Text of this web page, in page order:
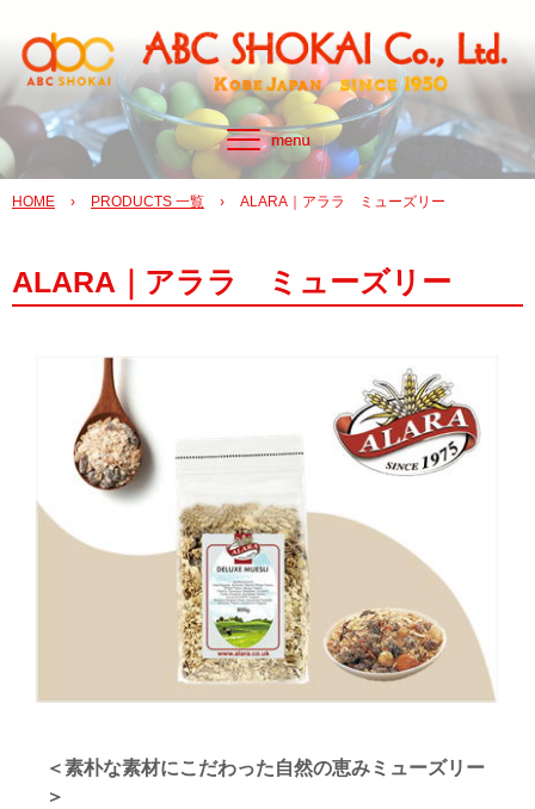
HOME › PRODUCTS 一覧 › ALARA｜アララ ミューズリー
ALARA｜アララ ミューズリー
＜素朴な素材にこだわった自然の恵みミューズリー
＞